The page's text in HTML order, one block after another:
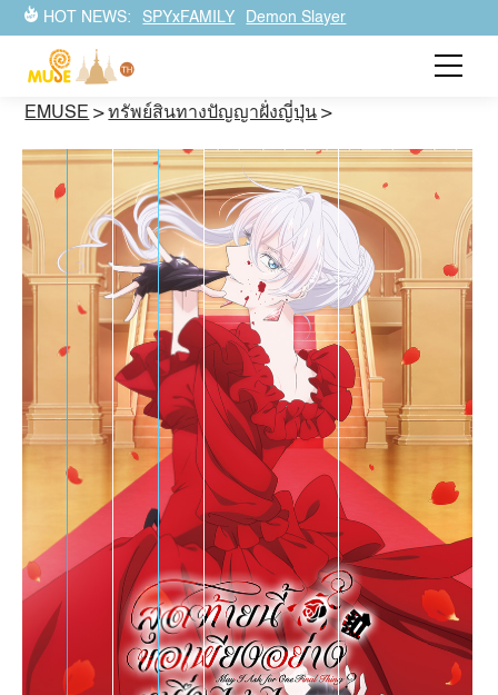
HOT NEWS: SPYxFAMILY Demon Slayer
EMUSE >ทรัพย์สินทางปัญญาฝั่งญี่ปุ่น >